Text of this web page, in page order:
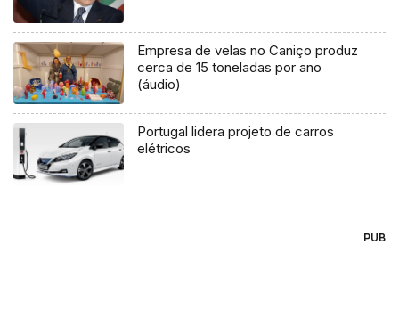
Empresa de velas no Caniço produz
cerca de 15 toneladas por ano
(áudio)
Portugal lidera projeto de carros
elétricos
PUB